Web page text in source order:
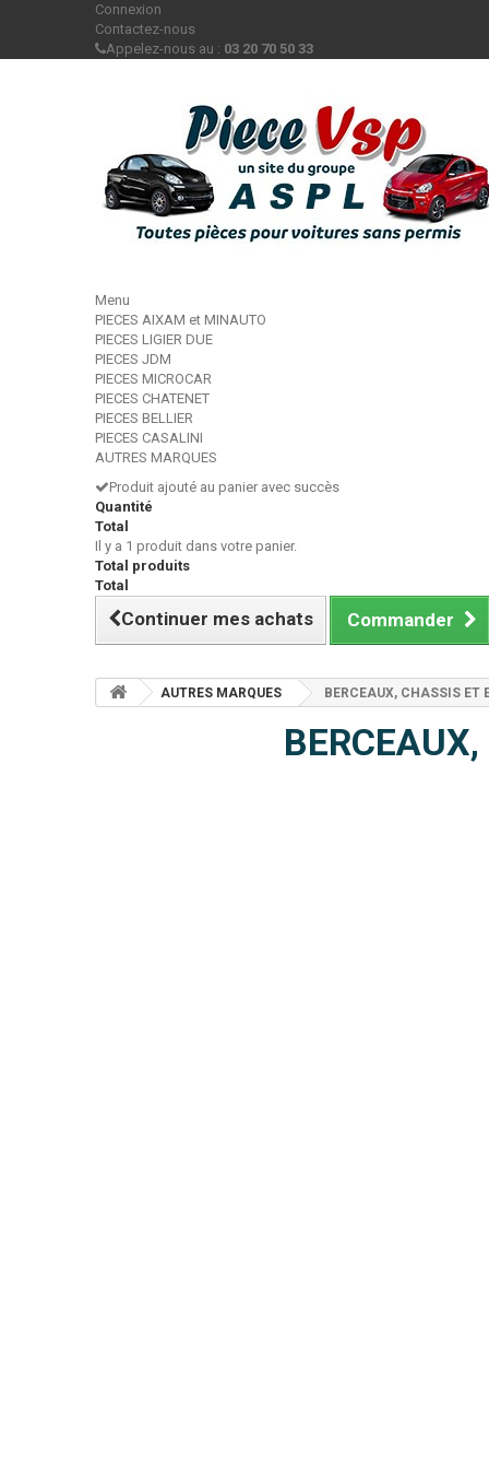
Connexion
Contactez-nous
Appelez-nous au : 03 20 70 50 33
Menu
PIECES AIXAM et MINAUTO
PIECES LIGIER DUE
PIECES JDM
PIECES MICROCAR
PIECES CHATENET
PIECES BELLIER
PIECES CASALINI
AUTRES MARQUES
Produit ajouté au panier avec succès
Quantité
Total
Il y a 1 produit dans votre panier.
Total produits
Total
Continuer mes achats Commander
AUTRES MARQUES BERCEAUX, CHASSIS ET